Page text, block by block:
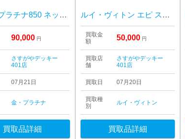
Pt850 プラチナ850 ネックレス
90,000 円
さすがやデッキー
401店
07月21日
金・プラチナ
買取品詳細
ルイ・ヴィトン エピ スピーディ30 ハンドバッグ ボストンバッグ
買取金
額
50,000 円
買取店
舗
さすがやデッキー
401店
買取日 07月20日
買取種
別
ルイ・ヴィトン
買取品詳細